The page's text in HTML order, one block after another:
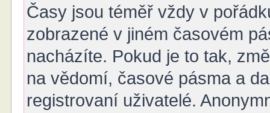
Časy jsou téměř vždy v
zobrazené v jiném časovém
nacházíte. Pokud je to tak,
na vědomí, časové pásma a
registrovaní uživatelé.